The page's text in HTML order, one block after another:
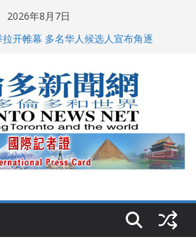
2026年8月7日
开帷幕 多名华人候选人宣布角逐
“不友善”并批评其领导层 卡尼：谈判事
年儿童绘画比赛颁奖典礼多伦多举行
多骄傲大游行 与市民分享竞选理念